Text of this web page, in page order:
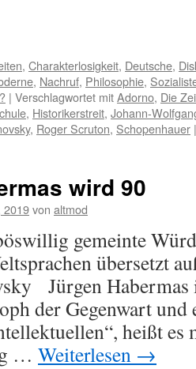
, Charakterlosigkeit, Deutsche,
, Nachruf, Philosophie,
| Verschlagwortet mitAdorno, Die
, Historikerstreit, Johann-
, Roger Scruton, Schopenhauer |
wird 90
2019von altmod
gemeinte
übersetzt
Jürgen Habermas
der Gegenwart
heißt es
… Weiterlesen →